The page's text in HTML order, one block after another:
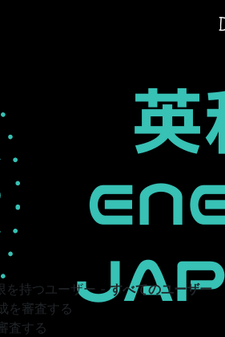
を持つユーザー -すべてのユーザー
を審査する
査する